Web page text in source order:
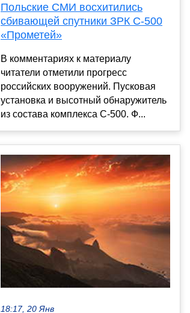
Польские СМИ восхитились
сбивающей спутники ЗРК С-500
«Прометей»
В комментариях к материалу
читатели отметили прогресс
российских вооружений. Пусковая
установка и высотный обнаружитель
из состава комплекса С-500. Ф...
18:17, 20 Янв